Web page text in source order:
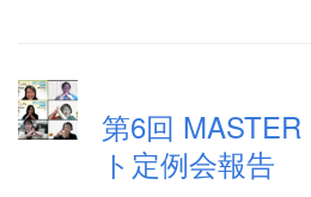
第6回
ト定例会報告